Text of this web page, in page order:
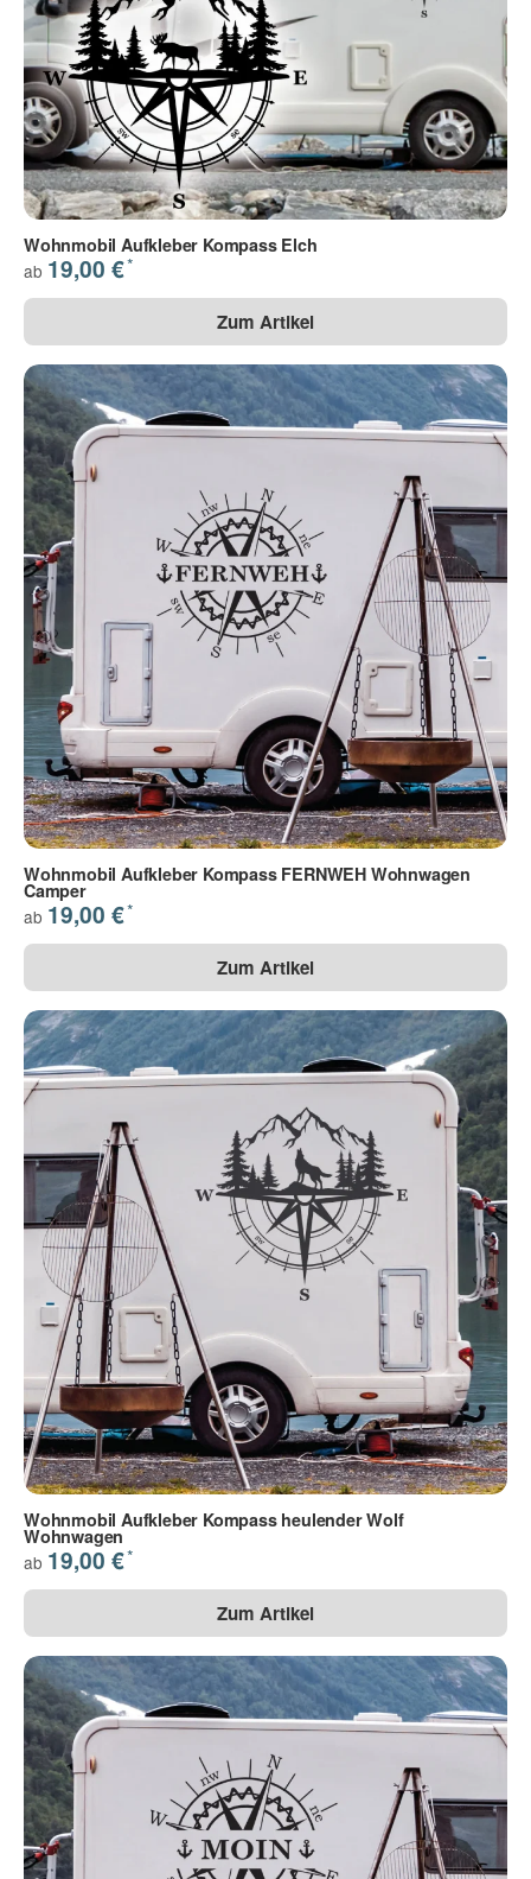
Wohnmobil Aufkleber Kompass Elch
ab 19,00 €*
Zum Artikel
Wohnmobil Aufkleber Kompass FERNWEH Wohnwagen
Camper
ab 19,00 €*
Zum Artikel
Wohnmobil Aufkleber Kompass heulender Wolf
Wohnwagen
ab 19,00 €*
Zum Artikel